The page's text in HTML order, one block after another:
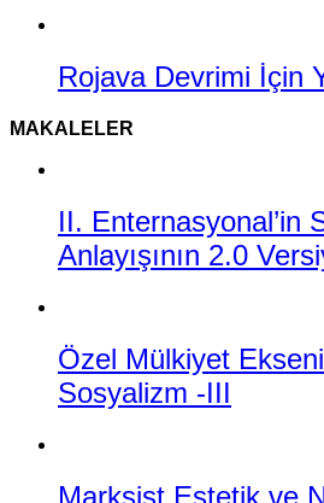
Rojava Devrimi İçin
MAKALELER
II. Enternasyonal’in
Anlayışının 2.0
Özel Mülkiyet
Sosyalizm -III
Marksist Estetik ve